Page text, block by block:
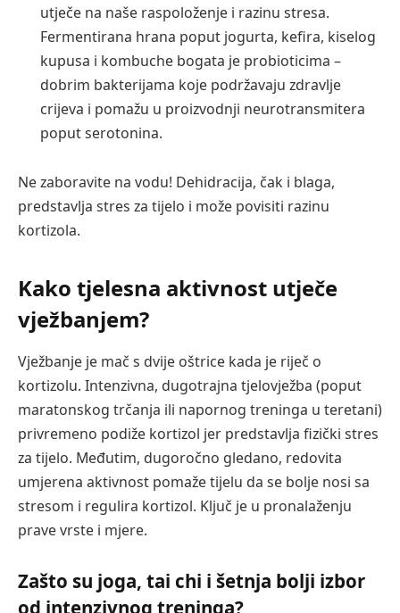
utječe na naše raspoloženje i razinu stresa.
Fermentirana hrana poput jogurta, kefira, kiselog
kupusa i kombuche bogata je probioticima –
dobrim bakterijama koje podržavaju zdravlje
crijeva i pomažu u proizvodnji neurotransmitera
poput serotonina.
Ne zaboravite na vodu! Dehidracija, čak i blaga,
predstavlja stres za tijelo i može povisiti razinu
kortizola.
Kako tjelesna aktivnost utječe
vježbanjem?
Vježbanje je mač s dvije oštrice kada je riječ o
kortizolu. Intenzivna, dugotrajna tjelovježba (poput
maratonskog trčanja ili napornog treninga u teretani)
privremeno podiže kortizol jer predstavlja fizički stres
za tijelo. Međutim, dugoročno gledano, redovita
umjerena aktivnost pomaže tijelu da se bolje nosi sa
stresom i regulira kortizol. Ključ je u pronalaženju
prave vrste i mjere.
Zašto su joga, tai chi i šetnja bolji izbor
od intenzivnog treninga?